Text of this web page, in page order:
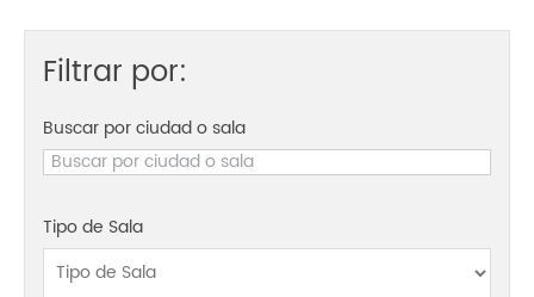
Filtrar por:
Buscar por ciudad o sala
Tipo de Sala